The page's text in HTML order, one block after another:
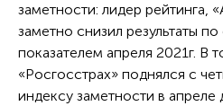
заметности: лидер рейтинга,
заметно снизил результаты
показателем апреля 2021г. В
«Росгосстрах» поднялся с
индексу заметности в